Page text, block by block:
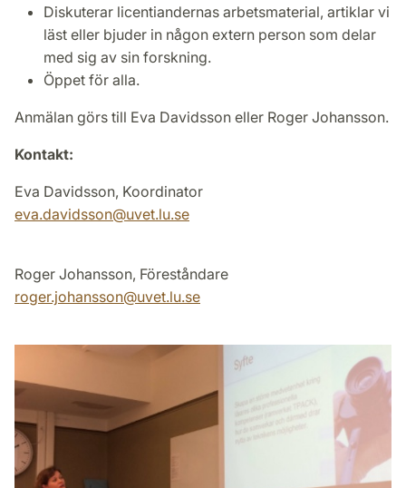
Diskuterar licentiandernas arbetsmaterial, artiklar vi
läst eller bjuder in någon extern person som delar
med sig av sin forskning.
Öppet för alla.
Anmälan görs till Eva Davidsson eller Roger Johansson.
Kontakt:
Eva Davidsson, Koordinator
eva.davidsson@uvet.lu.se
Roger Johansson, Föreståndare
roger.johansson@uvet.lu.se